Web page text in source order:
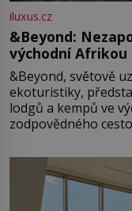
iluxus.cz
&Beyond:
východní
&Beyond, světově
ekoturistiky,
lodgů a kempů ve
zodpovědného